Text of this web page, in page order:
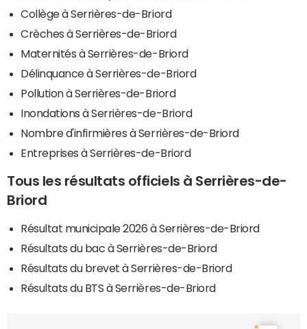
Collège à Serrières-de-Briord
Crèches à Serrières-de-Briord
Maternités à Serrières-de-Briord
Délinquance à Serrières-de-Briord
Pollution à Serrières-de-Briord
Inondations à Serrières-de-Briord
Nombre d'infirmières à Serrières-de-Briord
Entreprises à Serrières-de-Briord
Tous les résultats officiels à Serrières-de-
Briord
Résultat municipale 2026 à Serrières-de-Briord
Résultats du bac à Serrières-de-Briord
Résultats du brevet à Serrières-de-Briord
Résultats du BTS à Serrières-de-Briord